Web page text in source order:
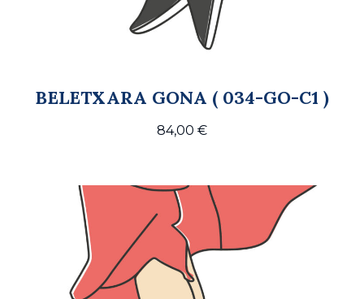
BELETXARA GONA ( 034-GO-C1 )
84,00 €